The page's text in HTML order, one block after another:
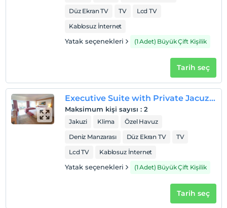
Düz Ekran TV
TV
Lcd TV
Kablosuz İnternet
Yatak seçenekleri (1 Adet) Büyük Çift Kişilik
Tarih seç
Executive Suite with Private Jacuzzi Pol
Maksimum kişi sayısı : 2
Jakuzi Klima
Özel Havuz
Deniz Manzarası
Düz Ekran TV
TV
Lcd TV
Kablosuz İnternet
Yatak seçenekleri (1 Adet) Büyük Çift Kişilik
Tarih seç